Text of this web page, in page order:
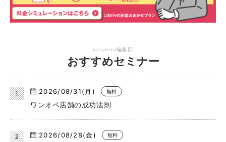
canaeru編集部
おすすめセミナー
2026/08/31(月) 無料
ワンオペ店舗の成功法則
2026/08/28(金) 無料